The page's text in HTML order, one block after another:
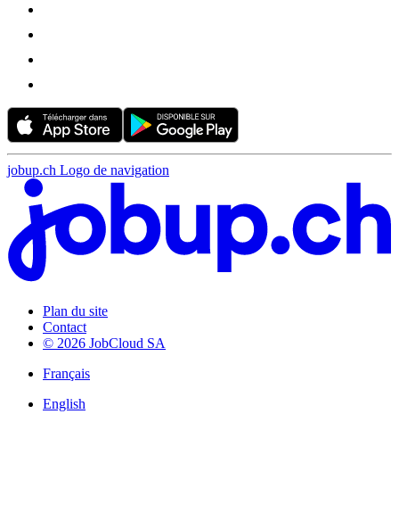
jobup.ch Logo de navigation
Plan du site
Contact
© 2026 JobCloud SA
Français
English